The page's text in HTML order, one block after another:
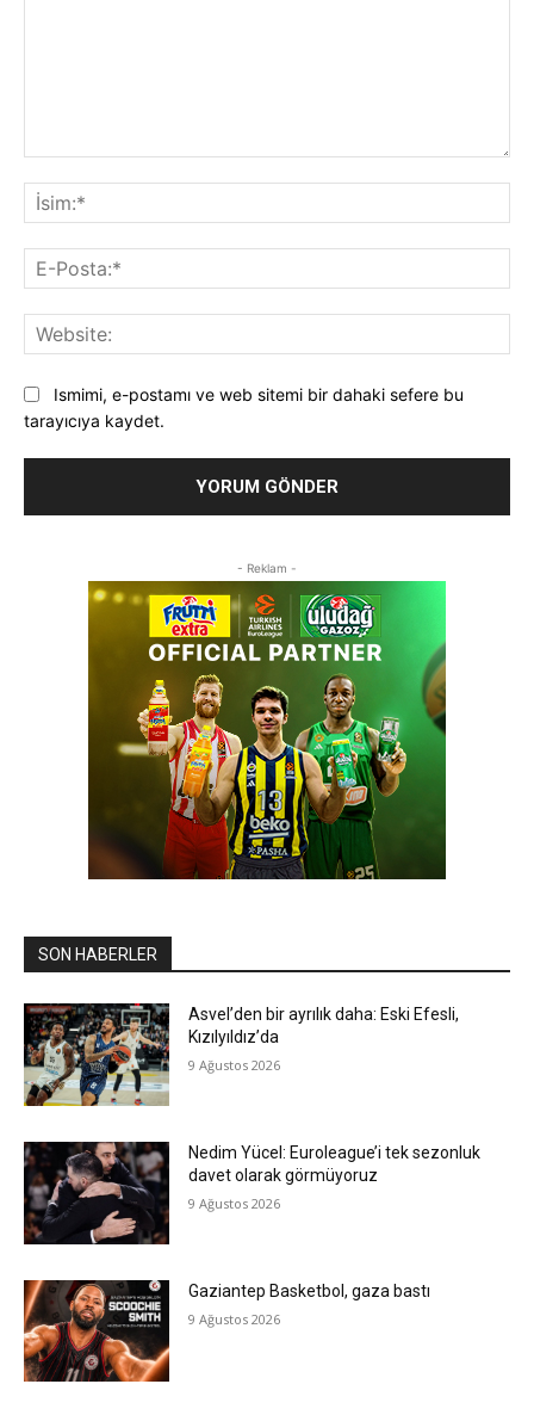
Ismimi, e-postamı ve web sitemi bir dahaki sefere bu
tarayıcıya kaydet.
- Reklam -
SON HABERLER
Asvel’den bir ayrılık daha: Eski Efesli,
Kızılyıldız’da
9 Ağustos 2026
Nedim Yücel: Euroleague’i tek sezonluk
davet olarak görmüyoruz
9 Ağustos 2026
Gaziantep Basketbol, gaza bastı
9 Ağustos 2026